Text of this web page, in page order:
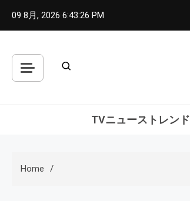
09 8月, 2026 6:43:27 PM
TVニューストレンド
Home